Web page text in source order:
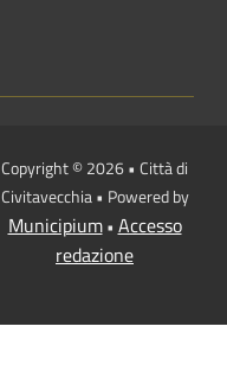
Copyright © 2026 • Città di
Civitavecchia • Powered by
Municipium• Accesso
redazione